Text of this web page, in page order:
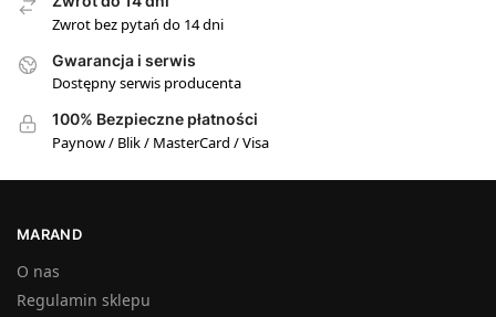
Zwrot bez pytań do 14 dni
Gwarancja i serwis
Dostępny serwis producenta
100% Bezpieczne płatności
Paynow / Blik / MasterCard / Visa
MARAND
O nas
Regulamin sklepu